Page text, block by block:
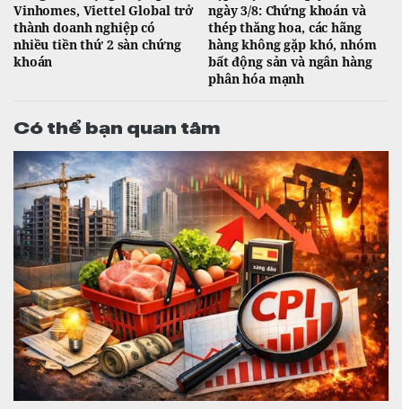
Vinhomes, Viettel Global trở
thành doanh nghiệp có
nhiều tiền thứ 2 sàn chứng
khoán
ngày 3/8: Chứng khoán và
thép thăng hoa, các hãng
hàng không gặp khó, nhóm
bất động sản và ngân hàng
phân hóa mạnh
Có thể bạn quan tâm